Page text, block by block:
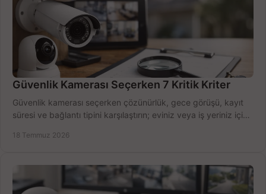
Güvenlik Kamerası Seçerken 7 Kritik Kriter
Güvenlik kamerası seçerken çözünürlük, gece görüşü, kayıt
süresi ve bağlantı tipini karşılaştırın; eviniz veya iş yeriniz için
18 Temmuz 2026